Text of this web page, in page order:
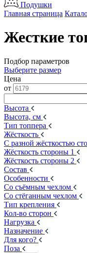
Подушки
Главная страница
Жесткие
Подбор параметров
Выберите размер
Цена
от
Высота
Высота, см
Тип топпера
Жёсткость
С разной жёсткостью
Жёсткость стороны 1
Жёсткость стороны 2
Состав
Особенности
Со съёмным чехлом
Со стёганным чехлом
Тип крепления
Кол-во сторон
Нагрузка
Назначение
Для кого?
Поза